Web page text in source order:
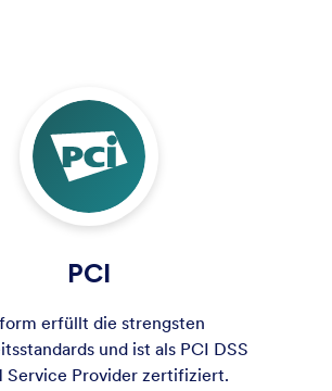
PCI
erfüllt die strengsten
und ist als PCI DSS
Service Provider zertifiziert.